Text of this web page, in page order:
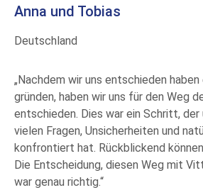
Anna und Tobias
Deutschland
„Nachdem wir uns entschieden haben
gründen, haben wir uns für den Weg
entschieden. Dies war ein Schritt,
vielen Fragen, Unsicherheiten und
konfrontiert hat. Rückblickend
Die Entscheidung, diesen Weg mit
war genau richtig.“